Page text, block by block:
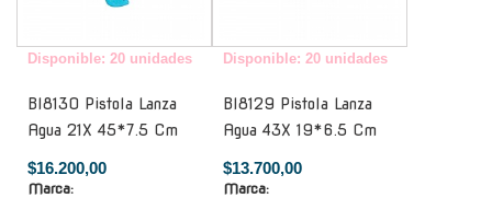
Disponible: 20 unidades
Bl8130 Pistola Lanza
Agua 21X 45*7.5 Cm
$16.200,00
Marca:
Disponible: 20 unidades
Bl8129 Pistola Lanza
Agua 43X 19*6.5 Cm
$13.700,00
Marca: